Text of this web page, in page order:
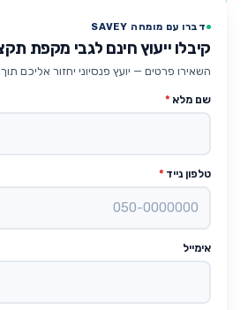
דברו עם מומחה SAVEY
קיבלו ייעוץ חינם לגבי מקפת
השאירו פרטים — יועץ פנסיוני יחזור אליכם תוך 24 שעות.
שם מלא *
טלפון נייד *
אימייל